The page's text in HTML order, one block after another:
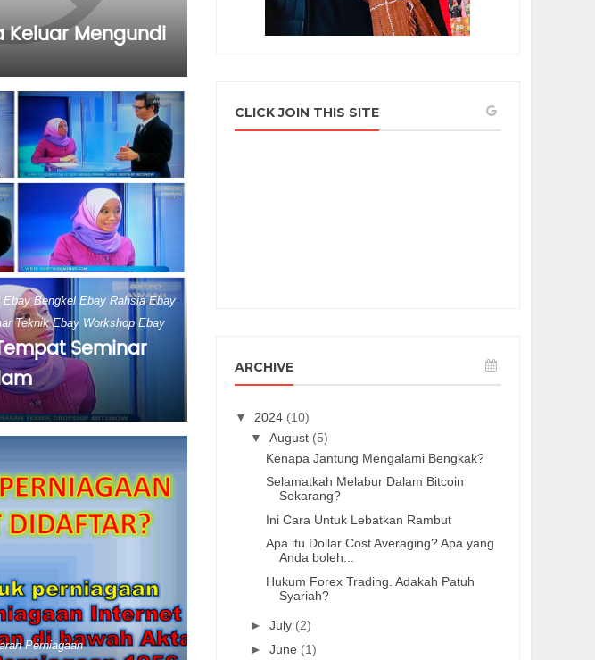
Keluar Mengundi
Ebay Bengkel Ebay Rahsia Ebay
Teknik Ebay Workshop Ebay
Seminar
Perniagaan
CLICK JOIN THIS SITE
ARCHIVE
▼ 2024 (10)
▼ August (5)
Kenapa Jantung Mengalami Bengkak?
Selamatkah Melabur Dalam Bitcoin
Sekarang?
Ini Cara Untuk Lebatkan Rambut
Apa itu Dollar Cost Averaging? Apa yang
Anda boleh...
Hukum Forex Trading. Adakah Patuh
Syariah?
► July (2)
► June (1)